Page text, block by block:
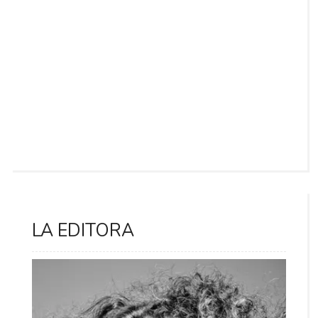
LA EDITORA